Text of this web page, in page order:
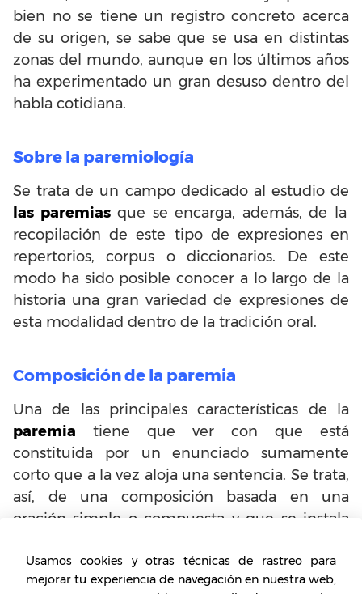
bien no se tiene un registro concreto acerca
de su origen, se sabe que se usa en distintas
zonas del mundo, aunque en los últimos años
ha experimentado un gran desuso dentro del
habla cotidiana.
Sobre la paremiología
Se trata de un campo dedicado al estudio de
las paremiasque se encarga, además, de la
recopilación de este tipo de expresiones en
repertorios, corpus o diccionarios. De este
modo ha sido posible conocer a lo largo de la
historia una gran variedad de expresiones de
esta modalidad dentro de la tradición oral.
Composición de la paremia
Una de las principales características de la
paremia tiene que ver con que está
constituida por un enunciado sumamente
corto que a la vez aloja una sentencia. Se trata,
así, de una composición basada en una
oración simple o compuesta y que se instala
la comunicación, razón por la cual se extiende
entre las generaciones.
Usamos cookies y otras técnicas de rastreo para
mejorar tu experiencia de navegación en nuestra web,